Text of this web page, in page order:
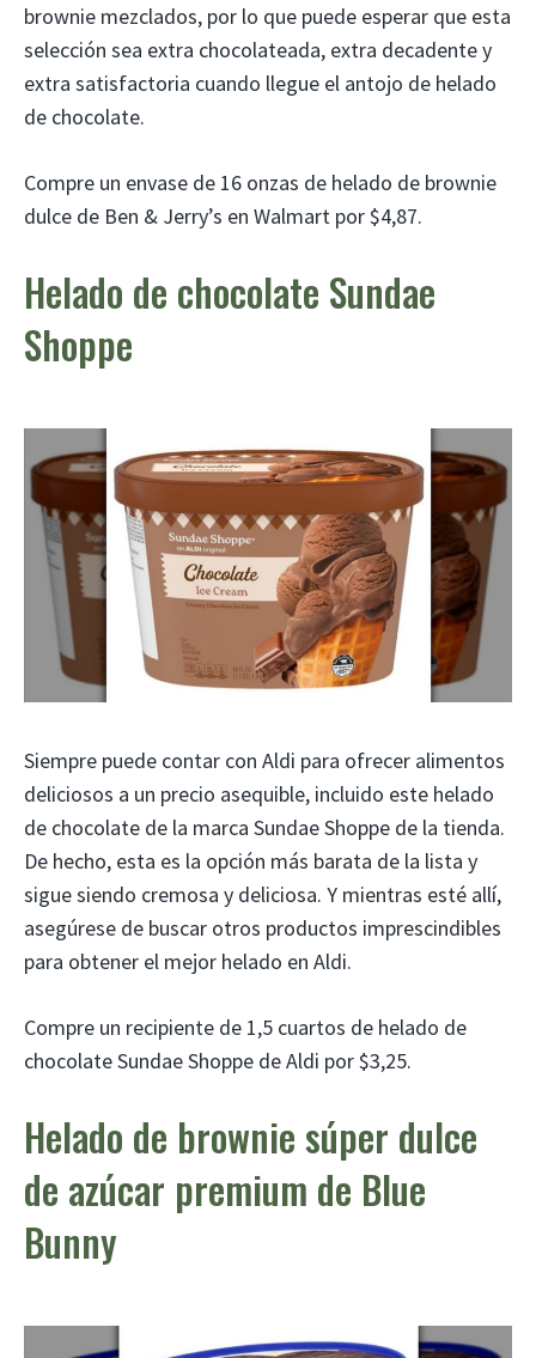
brownie mezclados, por lo que puede esperar que esta
selección sea extra chocolateada, extra decadente y
extra satisfactoria cuando llegue el antojo de helado
de chocolate.
Compre un envase de 16 onzas de helado de brownie
dulce de Ben & Jerry’s en Walmart por $4,87.
Helado de chocolate Sundae
Shoppe
Siempre puede contar con Aldi para ofrecer alimentos
deliciosos a un precio asequible, incluido este helado
de chocolate de la marca Sundae Shoppe de la tienda.
De hecho, esta es la opción más barata de la lista y
sigue siendo cremosa y deliciosa. Y mientras esté allí,
asegúrese de buscar otros productos imprescindibles
para obtener el mejor helado en Aldi.
Compre un recipiente de 1,5 cuartos de helado de
chocolate Sundae Shoppe de Aldi por $3,25.
Helado de brownie súper dulce
de azúcar premium de Blue
Bunny